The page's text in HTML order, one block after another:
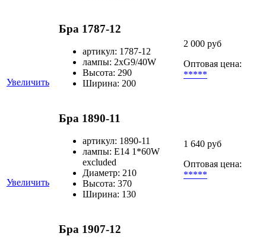
Увеличить
Бра 1787-12
артикул: 1787-12
лампы: 2хG9/40W
Высота: 290
Ширина: 200
2 000 руб
Оптовая цена:
*****
Увеличить
Бра 1890-11
артикул: 1890-11
лампы: E14 1*60W
excluded
Диаметр: 210
Высота: 370
Ширина: 130
1 640 руб
Оптовая цена:
*****
Бра 1907-12